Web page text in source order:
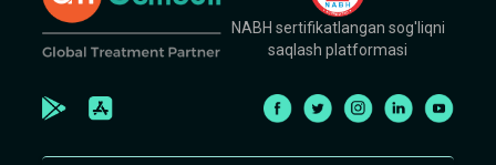
NABH sertifikatlangan sog'liqni
saqlash platformasi